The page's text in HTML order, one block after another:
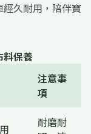
久耐用，陪伴寶
料保養
注意事
項
耐磨耐